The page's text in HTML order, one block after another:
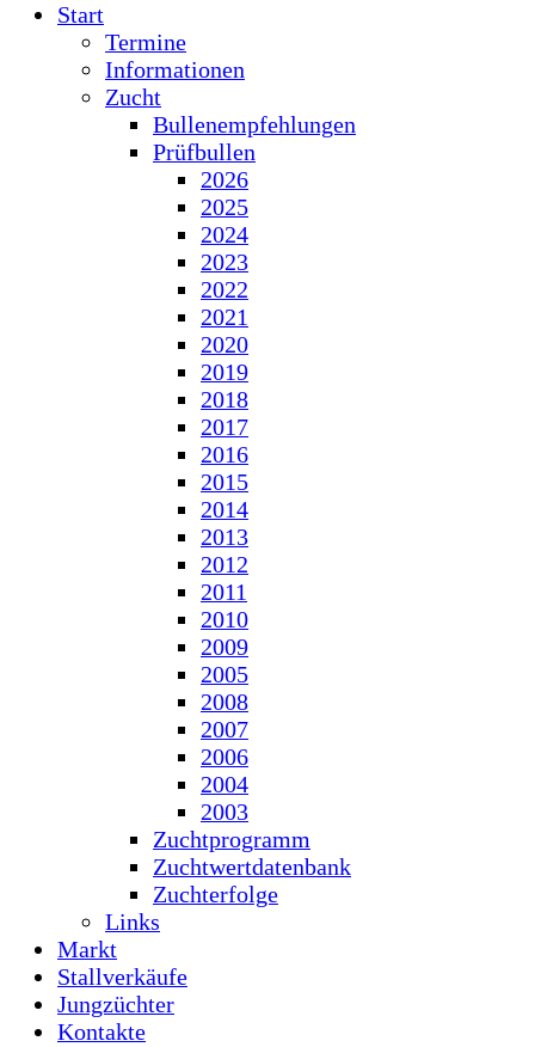
Start
Termine
Informationen
Zucht
Bullenempfehlungen
Prüfbullen
2026
2025
2024
2023
2022
2021
2020
2019
2018
2017
2016
2015
2014
2013
2012
2011
2010
2009
2005
2008
2007
2006
2004
2003
Zuchtprogramm
Zuchtwertdatenbank
Zuchterfolge
Links
Markt
Stallverkäufe
Jungzüchter
Kontakte